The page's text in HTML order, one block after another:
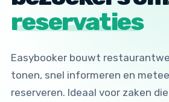
reservaties
Easybooker bouwt
tonen, snel informeren en
reserveren. Ideaal voor zaken